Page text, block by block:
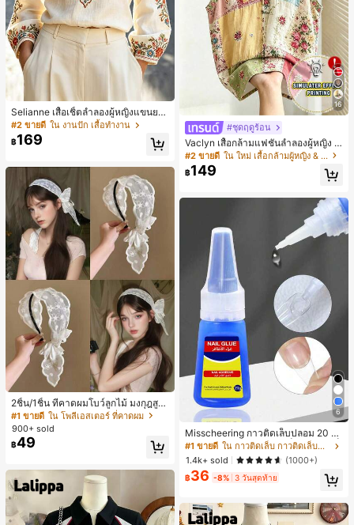
Selianne เสื้อเชิ้ตลำลองผู้หญิงแขนยา
ว คอวีเว้า ลายดอกไม้
#2 ขายดี ใน งานปัก เสื้อทำงาน
฿169
2ชิ้น/1ชิ้น ที่คาดผมโบว์ลูกไม้ มงกุฎสูง
แถบกว้าง สีดำ สีขาว สำหรับใส่ประจำ
วัน กิ๊บติดผม ยางรัดผม (ลายปักดอกไม้
จัดวางแบบสุ่ม)
#1 ขายดี ใน โพลีเอสเตอร์ ที่คาดผม
900+ sold
฿49
16
#ชุดฤดูร้อน
Vaclyn เสื้อกล้ามแฟชั่นลำลองผู้หญิง ล
ายแพตช์เวิร์ก แขนกุด คอกลม ติดกระดุ
ม
#2 ขายดี ใน ใหม่ เสื้อกล้ามผู้หญิง & Camis
฿149
6
Misscheering กาวติดเล็บปลอม 20 กรั
ม แรงยึดสูง เจลสติกเกอร์เล็บนุ่ม แห้งเร็
ว เหมาะสำหรับผู้เริ่มต้นทำเล็บ ติดทนน
าน
#1 ขายดี
ใน กาวติดเล็บ กาวติดเล็บและสารยึดติด
1.4k+ sold
(1000+)
฿36 -8% 3 วันสุดท้าย